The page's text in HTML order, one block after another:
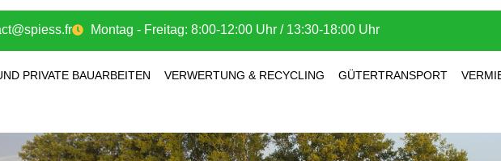
Montag - Freitag: 8:00-12:00 Uhr / 13:30-18:00 Uhr
PRIVATE BAUARBEITEN VERWERTUNG & RECYCLING GÜTERTRANSPORT